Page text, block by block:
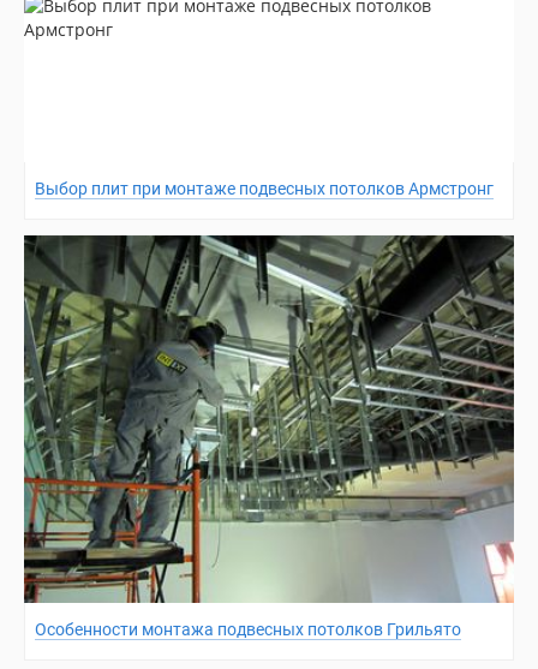
Выбор плит при монтаже подвесных потолков Армстронг
Особенности монтажа подвесных потолков Грильято